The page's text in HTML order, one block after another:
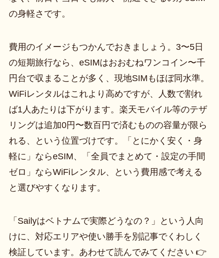
の身軽さです。
費用のイメージもつかんでおきましょう。3〜5日
の短期旅行なら、eSIMはおおむねワンコイン〜千
円台で収まることが多く、現地SIMもほぼ同水準。
WiFiレンタルはこれより高めですが、人数で割れ
ば1人あたりは下がります。楽天モバイル等のテザ
リングは追加0円〜数百円で済むものの容量が限ら
れる、という位置づけです。「とにかく安く・身
軽に」ならeSIM、「全員でまとめて・設定の手間
ゼロ」ならWiFiレンタル、という費用感で考える
と選びやすくなります。
「Sailyはベトナムで実際どうなの？」という人向
けに、対応エリアや使い勝手を別記事でくわしく
検証しています。あわせて読んでみてください 👉